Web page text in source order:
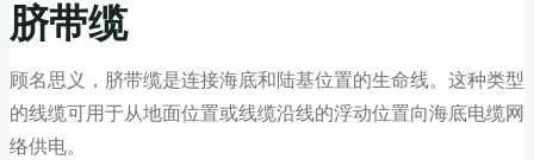
脐带缆
顾名思义，脐带缆是连接海底和陆基位置的生命线。这种类型
的线缆可用于从地面位置或线缆沿线的浮动位置向海底电缆网
络供电。